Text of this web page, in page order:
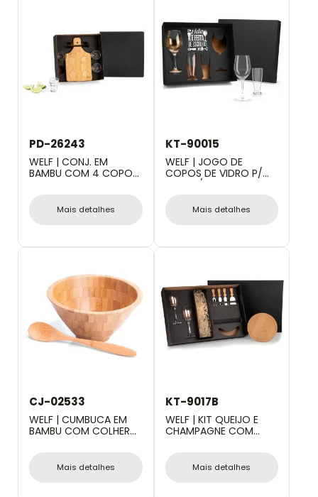
PD-26243
WELF | CONJ. EM
BAMBU COM 4 COPOS
Mais detalhes
KT-90015
WELF | JOGO DE
COPOS DE VIDRO P/
VINHO / CERVEJA - 4
Mais detalhes
CJ-02533
WELF | CUMBUCA EM
BAMBU COM COLHER
Mais detalhes
KT-9017B
WELF | KIT QUEIJO E
CHAMPAGNE COM
ACOMPANHA GARRAFA
Mais detalhes